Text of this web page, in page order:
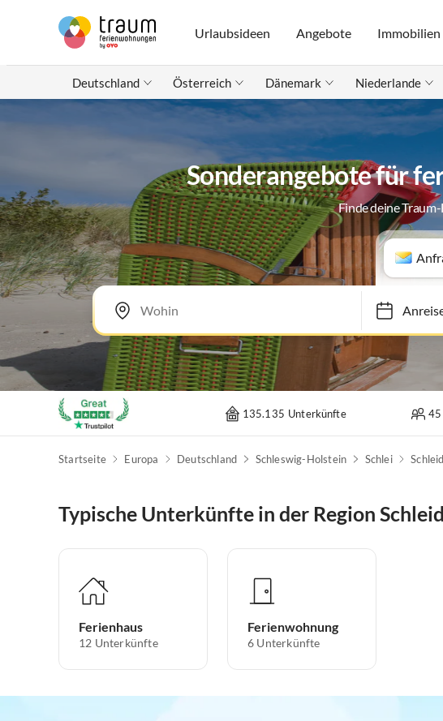
Urlaubsideen Angebote Immobilien
Deutschland Österreich Dänemark Niederlande
Sonderangebote für
Finde deine
Anreise
135.135 Unterkünfte 45
Startseite Europa Deutschland Schleswig-Holstein Schlei
Typische Unterkünfte in der Region
Ferienhaus
12 Unterkünfte
Ferienwohnung
6 Unterkünfte